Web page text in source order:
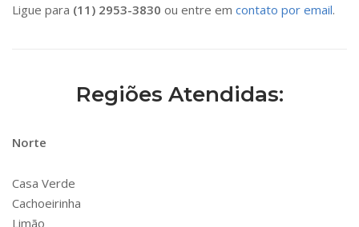
Ligue para (11) 2953-3830 ou entre em contato por email.
Regiões Atendidas:
Norte
Casa Verde
Cachoeirinha
Limão